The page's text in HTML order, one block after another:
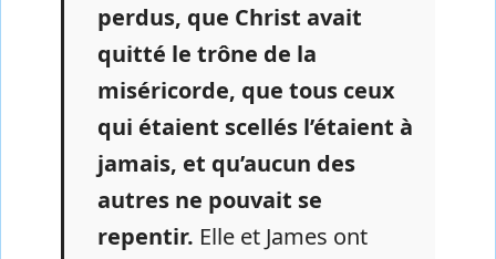
perdus, que Christ avait
quitté le trône de la
miséricorde, que tous ceux
qui étaient scellés l’étaient à
jamais, et qu’aucun des
autres ne pouvait se
repentir. Elle et James ont